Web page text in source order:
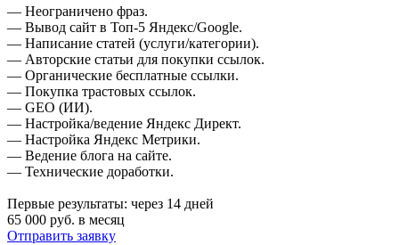
— Неограничено фраз.
— Вывод сайт в Топ-5 Яндекс/Google.
— Написание статей (услуги/категории).
— Авторские статьи для покупки ссылок.
— Органические бесплатные ссылки.
— Покупка трастовых ссылок.
— GEO (ИИ).
— Настройка/ведение Яндекс Директ.
— Настройка Яндекс Метрики.
— Ведение блога на сайте.
— Технические доработки.
Первые результаты: через 14 дней
65 000 руб. в месяц
Отправить заявку